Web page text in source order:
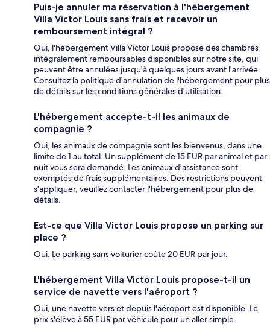
Puis-je annuler ma réservation à l'hébergement
Villa Victor Louis sans frais et recevoir un
remboursement intégral ?
Oui, l'hébergement Villa Victor Louis propose des chambres
intégralement remboursables disponibles sur notre site, qui
peuvent être annulées jusqu'à quelques jours avant l'arrivée.
Consultez la politique d'annulation de l'hébergement pour plus
de détails sur les conditions générales d'utilisation.
L'hébergement accepte-t-il les animaux de
compagnie ?
Oui, les animaux de compagnie sont les bienvenus, dans une
limite de 1 au total. Un supplément de 15 EUR par animal et par
nuit vous sera demandé. Les animaux d'assistance sont
exemptés de frais supplémentaires. Des restrictions peuvent
s'appliquer, veuillez contacter l'hébergement pour plus de
détails.
Est-ce que Villa Victor Louis propose un parking sur
place ?
Oui. Le parking sans voiturier coûte 20 EUR par jour.
L'hébergement Villa Victor Louis propose-t-il un
service de navette vers l'aéroport ?
Oui, une navette vers et depuis l'aéroport est disponible. Le
prix s'élève à 55 EUR par véhicule pour un aller simple.